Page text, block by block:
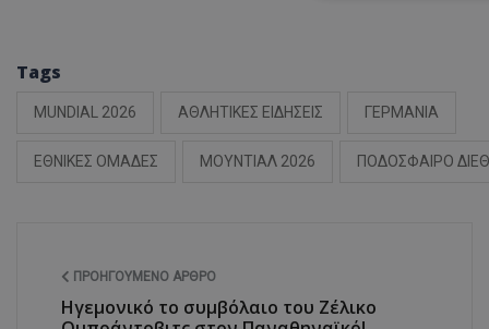
Tags
MUNDIAL 2026 ΑΘΛΗΤΙΚΕΣ ΕΙΔΗΣΕΙΣ ΓΕΡΜΑΝΙΑ
ΕΘΝΙΚΕΣ ΟΜΑΔΕΣ ΜΟΥΝΤΙΑΛ 2026 ΠΟΔΟΣΦΑΙΡΟ
ΠΡΟΗΓΟΎΜΕΝΟ ΆΡΘΡΟ
Ηγεμονικό το συμβόλαιο του Ζέλικο